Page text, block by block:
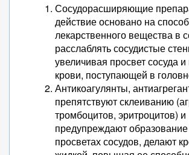
Сосудорасширяющие
действие основано на
лекарственного вещества в
расслаблять сосудистые
увеличивая просвет сосуда и
крови, поступающей в
Антикоагулянты,
препятствуют склеиванию
тромбоцитов, эритроцитов) и
предупреждают
просветах сосудов, делают